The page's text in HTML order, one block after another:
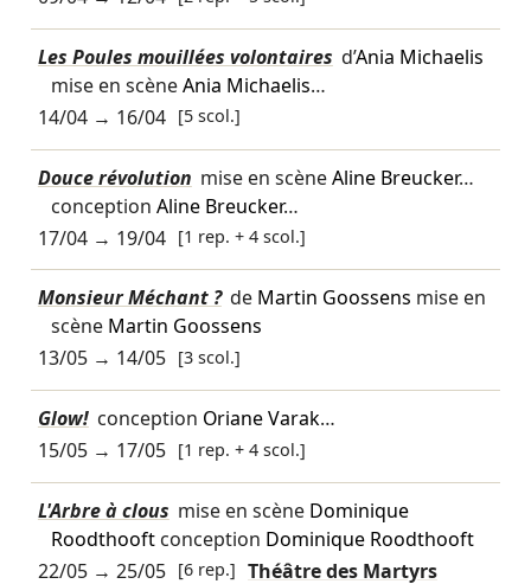
Les Poules mouillées volontaires d’Ania Michaelis
mise en scèneAnia Michaelis…
14/04→ 16/04 [5 scol.]
Douce révolution mise en scèneAline Breucker…
conception Aline Breucker…
17/04→ 19/04 [1 rep. + 4 scol.]
Monsieur Méchant ? de Martin Goossens mise en
scène Martin Goossens
13/05→ 14/05 [3 scol.]
Glow! conception Oriane Varak…
15/05→ 17/05 [1 rep. + 4 scol.]
L'Arbre à clous mise en scène Dominique
Roodthooftconception Dominique Roodthooft
22/05→ 25/05 [6 rep.] Théâtre des Martyrs